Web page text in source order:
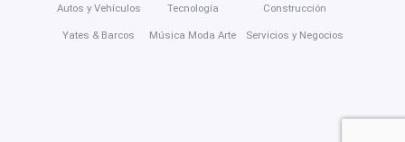
Autos y Vehículos
Yates & Barcos
Tecnología
Música Moda Arte
Construcción
Servicios y Negocios